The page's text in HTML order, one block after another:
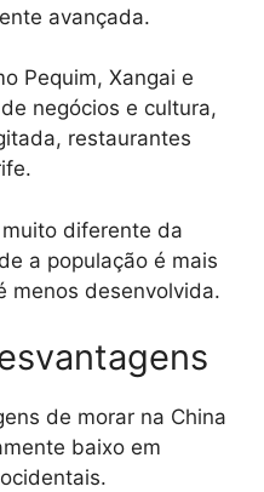
avançada.
Pequim, Xangai e
negócios e cultura,
restaurantes
diferente da
a população é mais
menos desenvolvida.
de morar na China
baixo em